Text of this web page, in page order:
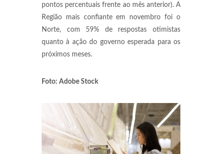
pontos percentuais frente ao mês anterior). A
Região mais confiante em novembro foi o
Norte, com 59% de respostas otimistas
quanto à ação do governo esperada para os
próximos meses.
Foto: Adobe Stock